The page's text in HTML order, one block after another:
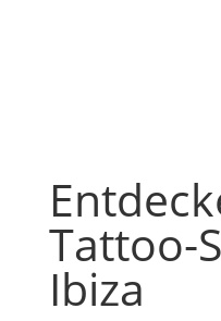
Tattoo-
Ibiza